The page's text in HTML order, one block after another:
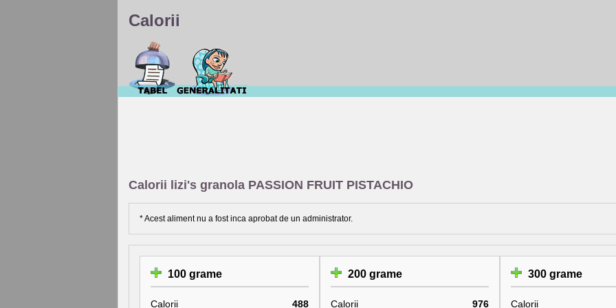
Calorii
Calorii lizi's granola PASSION FRUIT PISTACHIO
* Acest aliment nu a fost inca aprobat de un administrator.
100 grame
Calorii 488
200 grame
Calorii 976
300 grame
Calorii